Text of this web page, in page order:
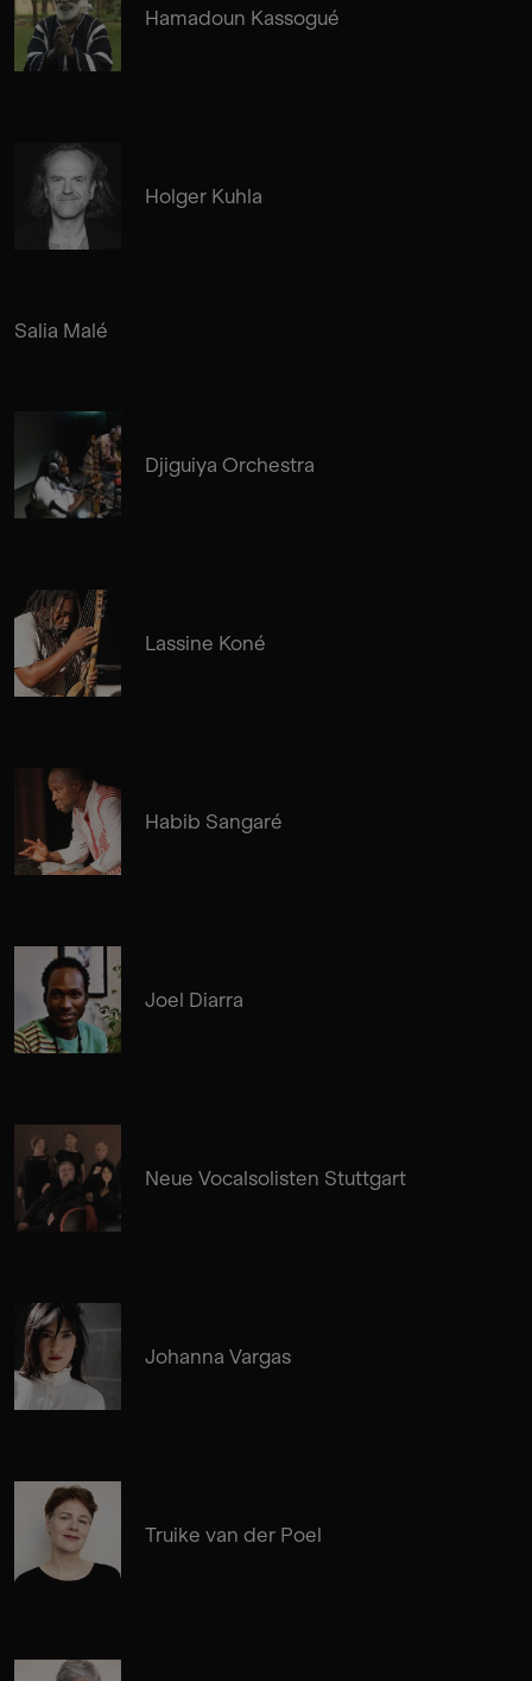
Hamadoun Kassogué
Holger Kuhla
Salia Malé
Djiguiya Orchestra
Lassine Koné
Habib Sangaré
Joel Diarra
Neue Vocalsolisten Stuttgart
Johanna Vargas
Truike van der Poel